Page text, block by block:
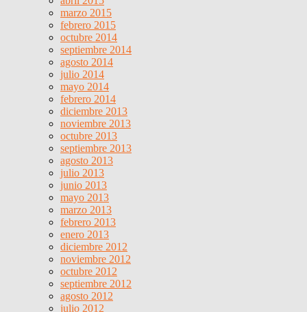
marzo 2015
febrero 2015
octubre 2014
septiembre 2014
agosto 2014
julio 2014
mayo 2014
febrero 2014
diciembre 2013
noviembre 2013
octubre 2013
septiembre 2013
agosto 2013
julio 2013
junio 2013
mayo 2013
marzo 2013
febrero 2013
enero 2013
diciembre 2012
noviembre 2012
octubre 2012
septiembre 2012
agosto 2012
julio 2012